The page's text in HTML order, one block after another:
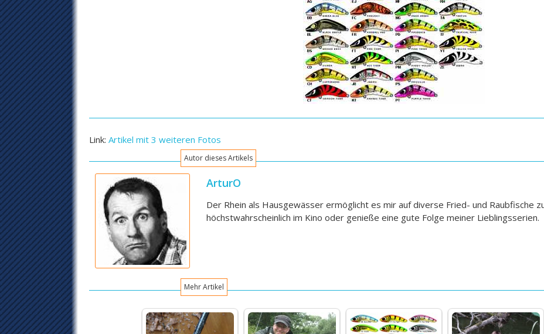
Link: Artikel mit 3 weiteren Fotos
Autor dieses Artikels
ArturO
Der Rhein als Hausgewässer ermöglicht es mir auf diverse Fried- und Raubfische
höchstwahrscheinlich im Kino oder genieße eine gute Folge meiner Lieblingsserien.
Mehr Artikel